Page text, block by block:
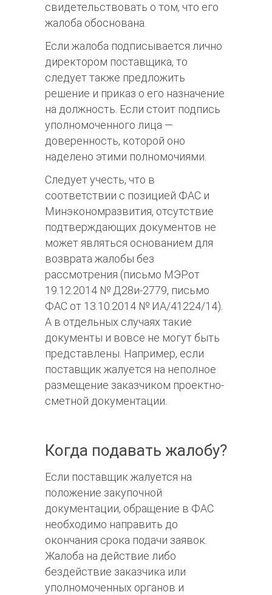
свидетельствовать о том, что его
жалоба обоснована.
Если жалоба подписывается лично
директором поставщика, то
следует также предложить
решение и приказ о его назначение
на должность. Если стоит подпись
уполномоченного лица —
доверенность, которой оно
наделено этими полномочиями.
Следует учесть, что в
соответствии с позицией ФАС и
Минэкономразвития, отсутствие
подтверждающих документов не
может являться основанием для
возврата жалобы без
рассмотрения (письмо МЭРот
19.12.2014 № Д28и-2779, письмо
ФАС от 13.10.2014 № ИА/41224/14).
А в отдельных случаях такие
документы и вовсе не могут быть
представлены. Например, если
поставщик жалуется на неполное
размещение заказчиком проектно-
сметной документации.
Когда подавать жалобу?
Если поставщик жалуется на
положение закупочной
документации, обращение в ФАС
необходимо направить до
окончания срока подачи заявок.
Жалоба на действие либо
бездействие заказчика или
уполномоченных органов и